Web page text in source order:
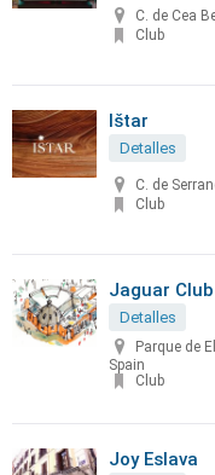
C. de Cea
Club
Ištar
Detalles
C. de
Club
Jaguar
Detalles
Parque de
Spain
Club
Joy Eslava